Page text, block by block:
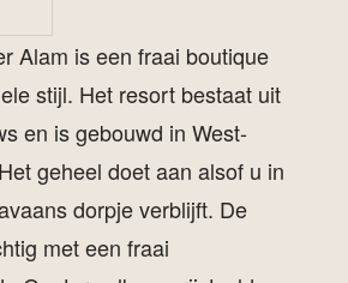
Alam is een fraai boutique
stijl. Het resort bestaat uit
en is gebouwd in West-
geheel doet aan alsof u in
dorpje verblijft. De
met een fraai